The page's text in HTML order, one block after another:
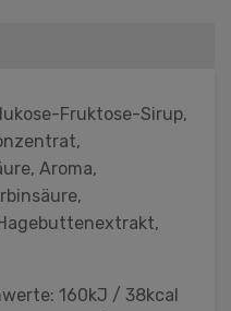
Fruktose-Sirup,
Aroma,
160kJ / 38kcal